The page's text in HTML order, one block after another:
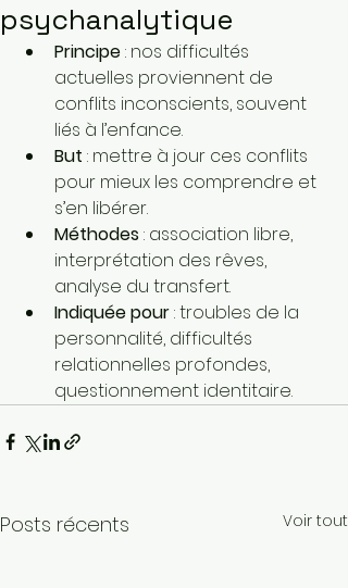
psychanalytique
Principe : nos difficultés
actuelles proviennent de
conflits inconscients, souvent
liés à l’enfance.
But : mettre à jour ces conflits
pour mieux les comprendre et
s’en libérer.
Méthodes : association libre,
interprétation des rêves,
analyse du transfert.
Indiquée pour : troubles de la
personnalité, difficultés
relationnelles profondes,
questionnement identitaire.
Posts récents Voir tout